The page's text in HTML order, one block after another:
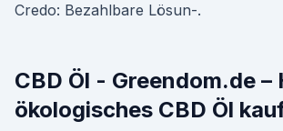
Credo: Bezahlbare Lösun-.
CBD Öl - Greendom.de –
ökologisches CBD Öl